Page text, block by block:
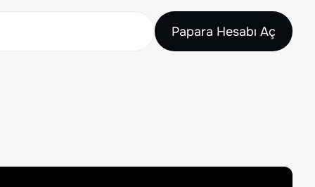
Papara Hesabı Aç